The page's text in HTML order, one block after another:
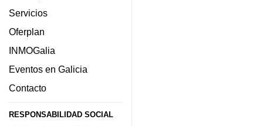
Servicios
Oferplan
INMOGalia
Eventos en Galicia
Contacto
RESPONSABILIDAD SOCIAL